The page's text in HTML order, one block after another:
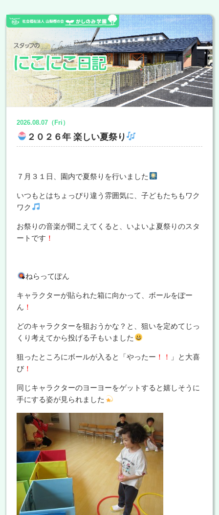
2026.08.07（Fri）
２０２６年 楽しい夏祭り
７月３１日、園内で夏祭りを行いました
いつもとはちょっぴり違う雰囲気に、子どもたちもワク
ワク
お祭りの音楽が聞こえてくると、いよいよ夏祭りのスタ
ートです ！
ねらってぽん
キャラクターが貼られた箱に向かって、ボールをぽー
ん ！
どのキャラクターを狙おうかな？と、狙いを定めてじっ
くり考えてから投げる子もいました
狙ったところにボールが入ると「やったー ！！
」と大喜
び ！
同じキャラクターのヨーヨーをゲットすると嬉しそうに
手にする姿が見られました